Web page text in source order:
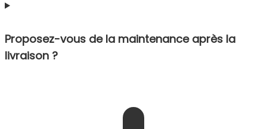
Proposez-vous de la maintenance après la
livraison ?